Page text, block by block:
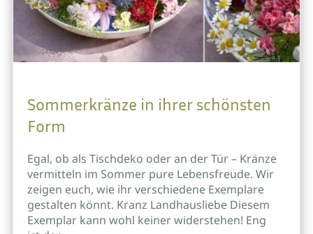
Sommerkränze in ihrer schönsten
Form
Egal, ob als Tischdeko oder an der Tür – Kränze
vermitteln im Sommer pure Lebensfreude. Wir
zeigen euch, wie ihr verschiedene Exemplare
gestalten könnt. Kranz Landhausliebe Diesem
Exemplar kann wohl keiner widerstehen! Eng